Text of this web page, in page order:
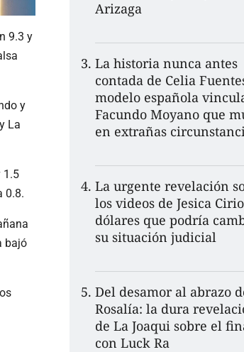
9.3 y
y
La
1.5
0.8.
bajó
Arizaga
La historia nunca antes
contada de Celia
modelo española
Facundo Moyano que
en extrañas
La urgente revelación
los videos de Jesica
dólares que podría
su situación judicial
Del desamor al abrazo
Rosalía: la dura
de La Joaqui sobre el
con Luck Ra